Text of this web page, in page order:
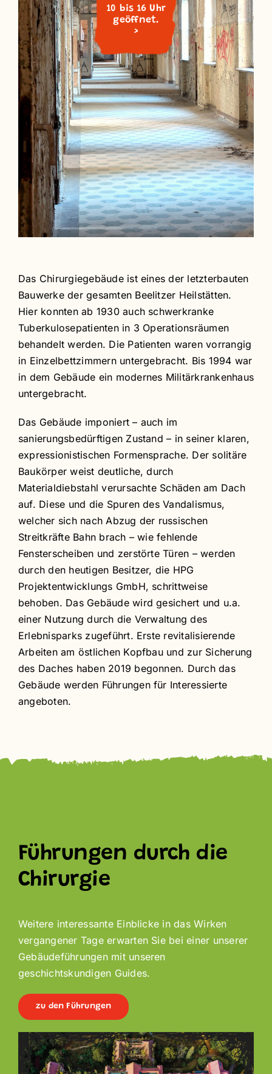
Das Chirurgiegebäude ist eines der letzterbauten
Bauwerke der gesamten Beelitzer Heilstätten.
Hier konnten ab 1930 auch schwerkranke
Tuberkulosepatienten in 3 Operationsräumen
behandelt werden. Die Patienten waren vorrangig
in Einzelbettzimmern untergebracht. Bis 1994 war
in dem Gebäude ein modernes Militärkrankenhaus
untergebracht.
Das Gebäude imponiert – auch im
sanierungsbedürftigen Zustand – in seiner klaren,
expressionistischen Formensprache. Der solitäre
Baukörper weist deutliche, durch
Materialdiebstahl verursachte Schäden am Dach
auf. Diese und die Spuren des Vandalismus,
welcher sich nach Abzug der russischen
Streitkräfte Bahn brach – wie fehlende
Fensterscheiben und zerstörte Türen – werden
durch den heutigen Besitzer, die HPG
Projektentwicklungs GmbH, schrittweise
behoben. Das Gebäude wird gesichert und u.a.
einer Nutzung durch die Verwaltung des
Erlebnisparks zugeführt. Erste revitalisierende
Arbeiten am östlichen Kopfbau und zur Sicherung
des Daches haben 2019 begonnen. Durch das
Gebäude werden Führungen für Interessierte
angeboten.
Führungen durch die
Chirurgie
Weitere interessante Einblicke in das Wirken
vergangener Tage erwarten Sie bei einer unserer
Gebäudeführungen mit unseren
geschichtskundigen Guides.
zu den Führungen
10 bis 16 Uhr
geöffnet.
>